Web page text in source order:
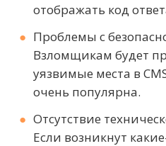
отображать код
Проблемы с
Взломщикам будет
уязвимые места в
очень популярна.
Отсутствие
Если возникнут